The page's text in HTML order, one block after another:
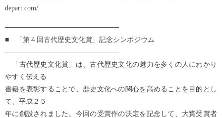
depart.com/
───────────────────────
■ 「第４回古代歴史文化賞」記念シンポジウム
───────────────────────
「古代歴史文化賞」は、古代歴史文化の魅力を多くの人にわかり
やすく伝える
書籍を表彰することで、歴史文化への関心を高めることを目的とし
て、平成２５
年に創設されました。今回の受賞作の決定を記念して、大賞受賞者